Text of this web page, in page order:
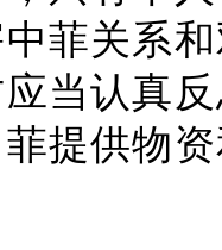
菲关系
当认真
提供物